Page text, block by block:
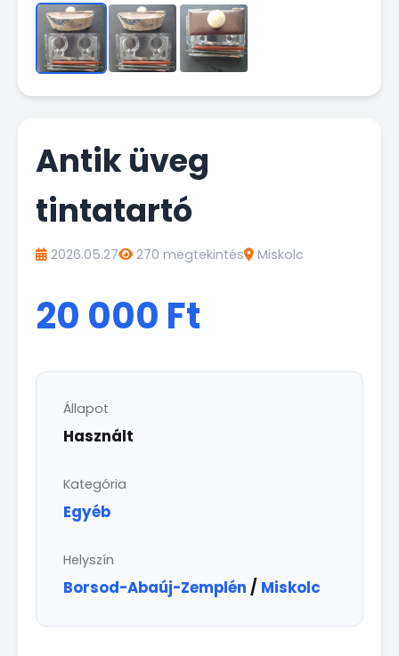
Antik üveg
tintatartó
2026.05.27 270 megtekintés Miskolc
20 000 Ft
Állapot
Használt
Kategória
Egyéb
Helyszín
Borsod-Abaúj-Zemplén / Miskolc